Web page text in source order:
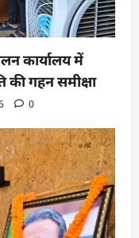
कार्यालय में
गहन समीक्षा
0